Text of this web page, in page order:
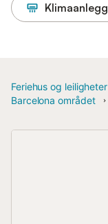
Klimaanlegg
Feriehus og leiligheter
Barcelona området